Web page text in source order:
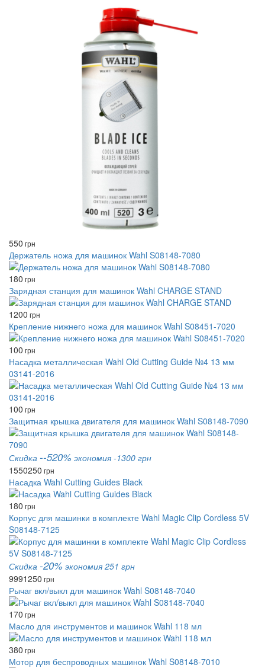
550 грн
Держатель ножа для машинок Wahl S08148-7080
180 грн
Зарядная станция для машинок Wahl CHARGE STAND
1200 грн
Крепление нижнего ножа для машинок Wahl S08451-7020
100 грн
Насадка металлическая Wahl Old Cutting Guide №4 13 мм
03141-2016
100 грн
Защитная крышка двигателя для машинок Wahl S08148-7090
Скидка --520% экономия -1300 грн
1550250 грн
Насадка Wahl Cutting Guides Black
180 грн
Корпус для машинки в комплекте Wahl Magic Clip Cordless 5V
S08148-7125
Скидка -20% экономия 251 грн
9991250 грн
Рычаг вкл/выкл для машинок Wahl S08148-7040
170 грн
Масло для инструментов и машинок Wahl 118 мл
380 грн
Мотор для беспроводных машинок Wahl S08148-7010